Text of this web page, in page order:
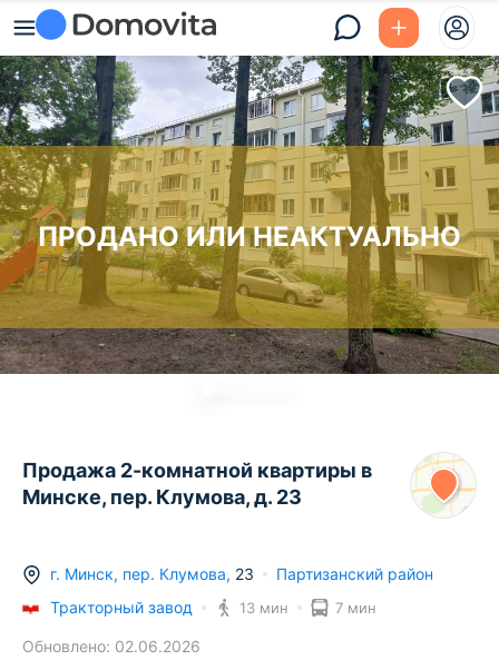
ПРОДАНО ИЛИ НЕАКТУАЛЬНО
Продажа 2-комнатной квартиры в
Минске, пер. Клумова, д. 23
г. Минск, пер. Клумова, 23
Партизанский район
Тракторный завод
13 мин 7 мин
Обновлено: 02.06.2026